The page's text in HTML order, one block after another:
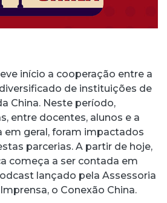
início a cooperação entre a
de instituições de
China. Neste período,
entre docentes, alunos e a
em geral, foram impactados
parcerias. A partir de hoje,
começa a ser contada em
lançado pela Assessoria
o Conexão China.